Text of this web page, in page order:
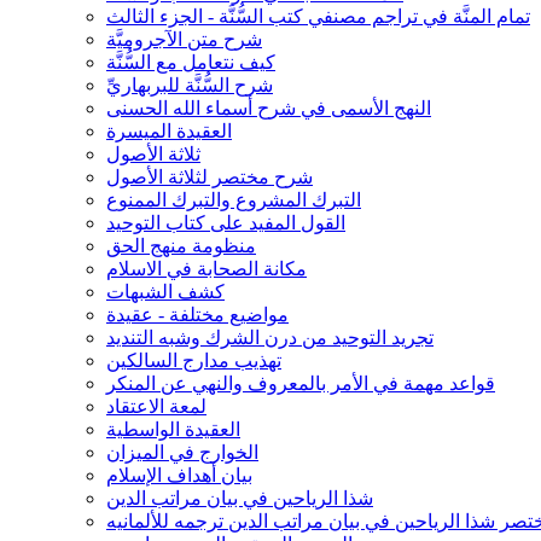
تمام المنَّة في تراجم مصنفي كتب السُّنَّة - الجزء الثالث
شرح متن الآجروميَّة
كيف نتعامل مع السُّنَّة
شرح السُّنَّة للبربهاريِّ
النهج الأسمى في شرح أسماء الله الحسنى
العقيدة الميسرة
ثلاثة الأصول
شرح مختصر لثلاثة الأصول
التبرك المشروع والتبرك الممنوع
القول المفيد على كتاب التوحيد
منظومة منهج الحق
مكانة الصحابة في الاسلام
كشف الشبهات
مواضيع مختلفة - عقيدة
تجريد التوحيد من درن الشرك وشبه التنديد
تهذيب مدارج السالكين
قواعد مهمة في الأمر بالمعروف والنهي عن المنكر
لمعة الاعتقاد
العقيدة الواسطية
الخوارج في الميزان
بيان أهداف الإسلام
شذا الرياحين في بيان مراتب الدين
شذا الرياحين في بيان مراتب الدين ترجمه للألمانيه